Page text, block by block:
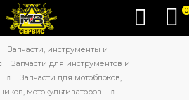
0
Запчасти, инструменты и
Запчасти для инструментов и
Запчасти для мотоблоков,
мотокультиваторов